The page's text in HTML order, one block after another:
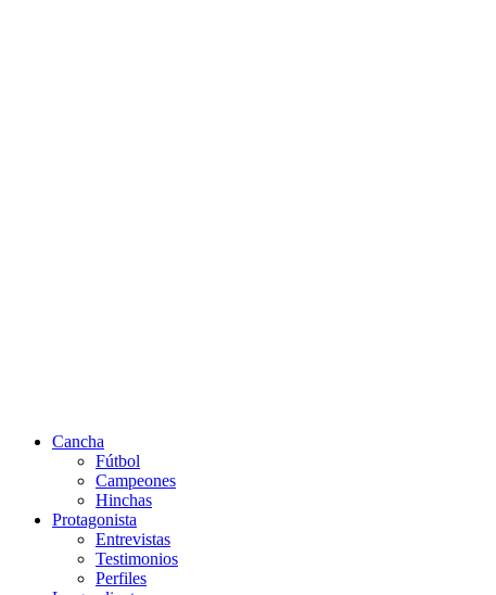
Cancha
Fútbol
Campeones
Hinchas
Protagonista
Entrevistas
Testimonios
Perfiles